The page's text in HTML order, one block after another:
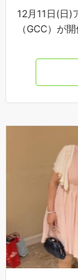
12月11日(日)
（GCC）が